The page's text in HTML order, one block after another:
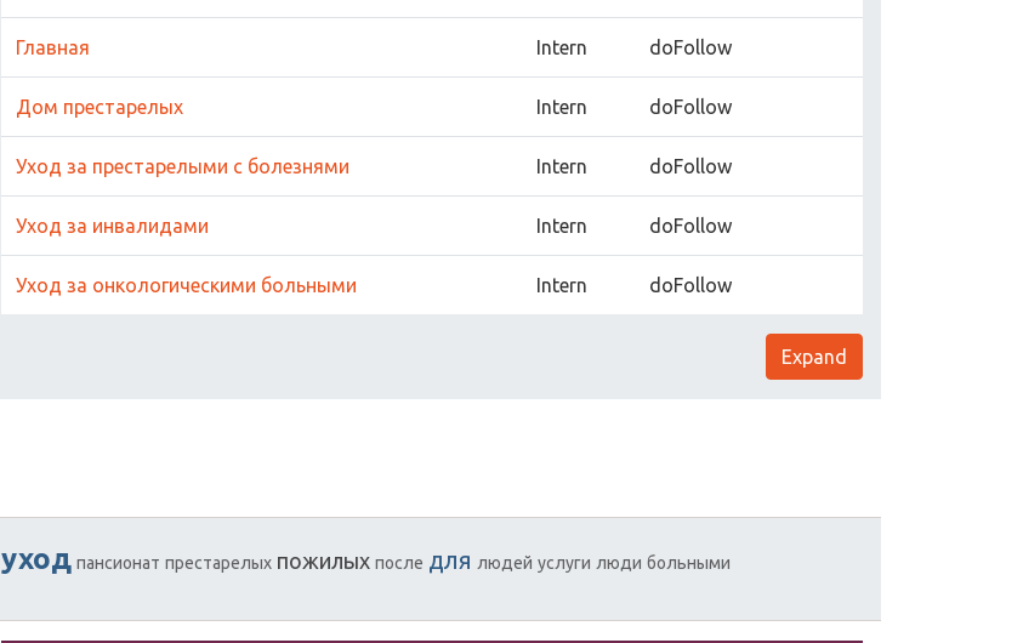
Главная Intern doFollow
Дом престарелых Intern doFollow
Уход за престарелыми с болезнями Intern doFollow
Уход за инвалидами Intern doFollow
Уход за онкологическими больными Intern doFollow
Expand
уход пансионат престарелых пожилых после для людей услуги люди больными